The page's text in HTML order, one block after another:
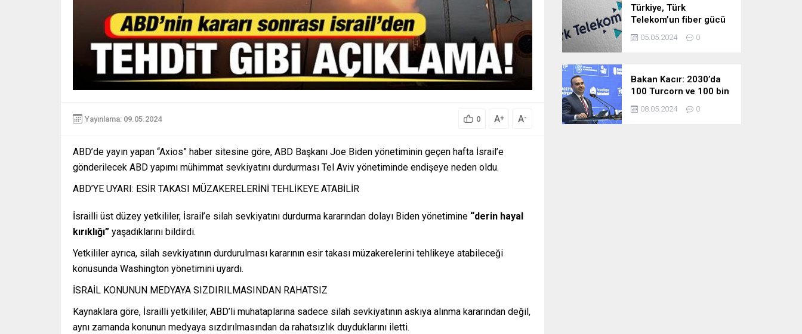
Yayınlama: 09.05.2024 0 A+ A-
ABD’de yayın yapan “Axios” haber sitesine göre, ABD Başkanı Joe Biden yönetiminin geçen hafta İsrail’e
gönderilecek ABD yapımı mühimmat sevkiyatını durdurması Tel Aviv yönetiminde endişeye neden oldu.
ABD’YE UYARI: ESİR TAKASI MÜZAKERELERİNİ TEHLİKEYE ATABİLİR
İsrailli üst düzey yetkililer, İsrail’e silah sevkiyatını durdurma kararından dolayı Biden yönetimine “derin hayal
kırıklığı” yaşadıklarını bildirdi.
Yetkililer ayrıca, silah sevkiyatının durdurulması kararının esir takası müzakerelerini tehlikeye atabileceği
konusunda Washington yönetimini uyardı.
İSRAİL KONUNUN MEDYAYA SIZDIRILMASINDAN RAHATSIZ
Kaynaklara göre, İsrailli yetkililer, ABD’li muhataplarına sadece silah sevkiyatının askıya alınma kararından değil,
aynı zamanda konunun medyaya sızdırılmasından da rahatsızlık duyduklarını iletti.
Türkiye, Türk
Telekom’un fiber gücü
ile yarının
teknolojilerine hazır
05.05.2024 0
Bakan Kacır: 2030’da
100 Turcorn ve 100 bin
teknoloji girişimciliği
hedefimize ulaşacağız
08.05.2024 0